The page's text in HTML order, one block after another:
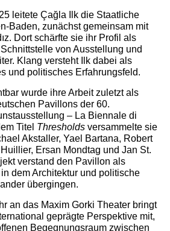
leitete Çağla Ilk die Staatliche
Baden, zunächst gemeinsam mit
Dort schärfte sie ihr Profil als
von Ausstellung und
Klang versteht Ilk dabei als
und politisches Erfahrungsfeld.
wurde ihre Arbeit zuletzt als
Pavillons der 60.
– La Biennale di
Titel Thresholdsversammelte sie
Akstaller, Yael Bartana, Robert
Ersan Mondtag und Jan St.
verstand den Pavillon als
dem Architektur und politische
übergingen.
an das Maxim Gorki Theater bringt
geprägte Perspektive mit,
Begegnungsraum zwischen